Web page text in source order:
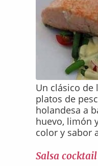
Un clásico de
platos de
holandesa a
huevo, limón
color y sabor
Salsa